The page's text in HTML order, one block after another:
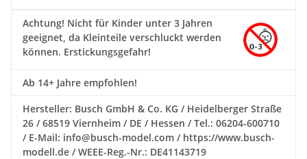
Achtung! Nicht für Kinder unter 3 Jahren
geeignet, da Kleinteile verschluckt werden
können. Erstickungsgefahr!
Ab 14+ Jahre empfohlen!
Hersteller: Busch GmbH & Co. KG / Heidelberger Straße
26 / 68519 Viernheim / DE / Hessen / Tel.: 06204-600710
/ E-Mail: info@busch-model.com / https://www.busch-
modell.de / WEEE-Reg.-Nr.: DE41143719